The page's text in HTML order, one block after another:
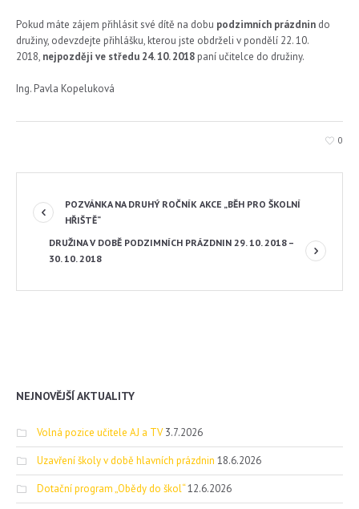
Pokud máte zájem přihlásit své dítě na dobu podzimních prázdnin do
družiny, odevzdejte přihlášku, kterou jste obdrželi v pondělí 22. 10.
2018, nejpozději ve středu 24. 10. 2018 paní učitelce do družiny.
Ing. Pavla Kopeluková
0
POZVÁNKA NA DRUHÝ ROČNÍK AKCE „BĚH PRO ŠKOLNÍ
HŘIŠTĚ“
DRUŽINA V DOBĚ PODZIMNÍCH PRÁZDNIN 29. 10. 2018 –
30. 10. 2018
NEJNOVĚJŠÍ AKTUALITY
Volná pozice učitele AJ a TV 3.7.2026
Uzavření školy v době hlavních prázdnin 18.6.2026
Dotační program „Obědy do škol“12.6.2026